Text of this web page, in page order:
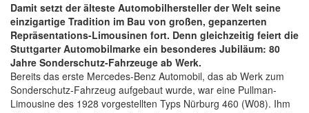
Damit setzt der älteste Automobilhersteller der Welt seine
einzigartige Tradition im Bau von großen, gepanzerten
Repräsentations-Limousinen fort. Denn gleichzeitig feiert die
Stuttgarter Automobilmarke ein besonderes Jubiläum: 80
Jahre Sonderschutz-Fahrzeuge ab Werk.
Bereits das erste Mercedes-Benz Automobil, das ab Werk zum
Sonderschutz-Fahrzeug aufgebaut wurde, war eine Pullman-
Limousine des 1928 vorgestellten Typs Nürburg 460 (W08). Ihm